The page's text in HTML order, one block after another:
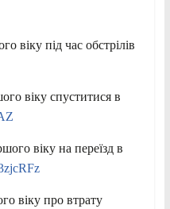
віку під час обстрілів
віку спуститися в
віку на переїзд в
віку про втрату